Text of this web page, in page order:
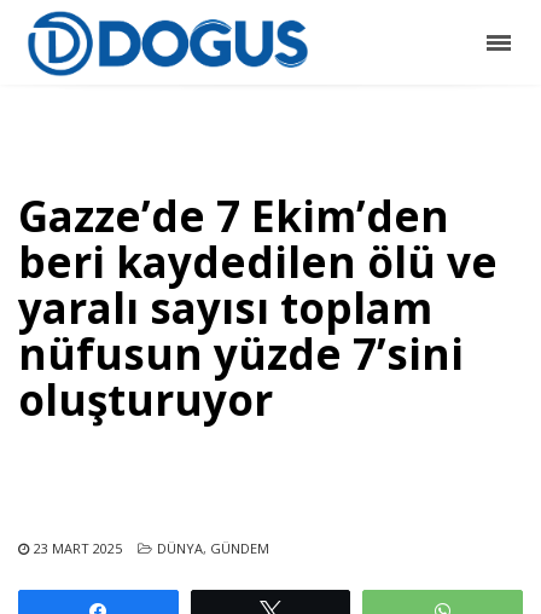
Gazze’de 7 Ekim’den
beri kaydedilen ölü ve
yaralı sayısı toplam
nüfusun yüzde 7’sini
oluşturuyor
23 MART 2025 DÜNYA, GÜNDEM